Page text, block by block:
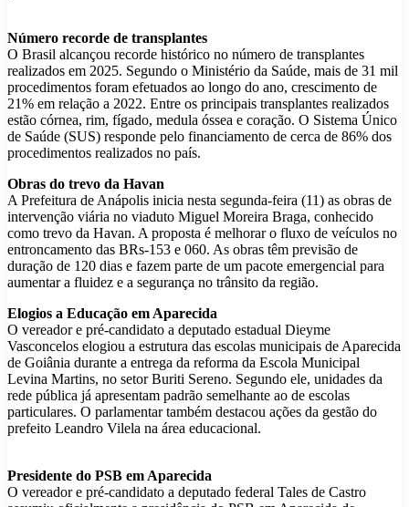
Número recorde de transplantes
O Brasil alcançou recorde histórico no número de transplantes
realizados em 2025. Segundo o Ministério da Saúde, mais de 31 mil
procedimentos foram efetuados ao longo do ano, crescimento de
21% em relação a 2022. Entre os principais transplantes realizados
estão córnea, rim, fígado, medula óssea e coração. O Sistema Único
de Saúde (SUS) responde pelo financiamento de cerca de 86% dos
procedimentos realizados no país.
Obras do trevo da Havan
A Prefeitura de Anápolis inicia nesta segunda-feira (11) as obras de
intervenção viária no viaduto Miguel Moreira Braga, conhecido
como trevo da Havan. A proposta é melhorar o fluxo de veículos no
entroncamento das BRs-153 e 060. As obras têm previsão de
duração de 120 dias e fazem parte de um pacote emergencial para
aumentar a fluidez e a segurança no trânsito da região.
Elogios a Educação em Aparecida
O vereador e pré-candidato a deputado estadual Dieyme
Vasconcelos elogiou a estrutura das escolas municipais de Aparecida
de Goiânia durante a entrega da reforma da Escola Municipal
Levina Martins, no setor Buriti Sereno. Segundo ele, unidades da
rede pública já apresentam padrão semelhante ao de escolas
particulares. O parlamentar também destacou ações da gestão do
prefeito Leandro Vilela na área educacional.
Presidente do PSB em Aparecida
O vereador e pré-candidato a deputado federal Tales de Castro